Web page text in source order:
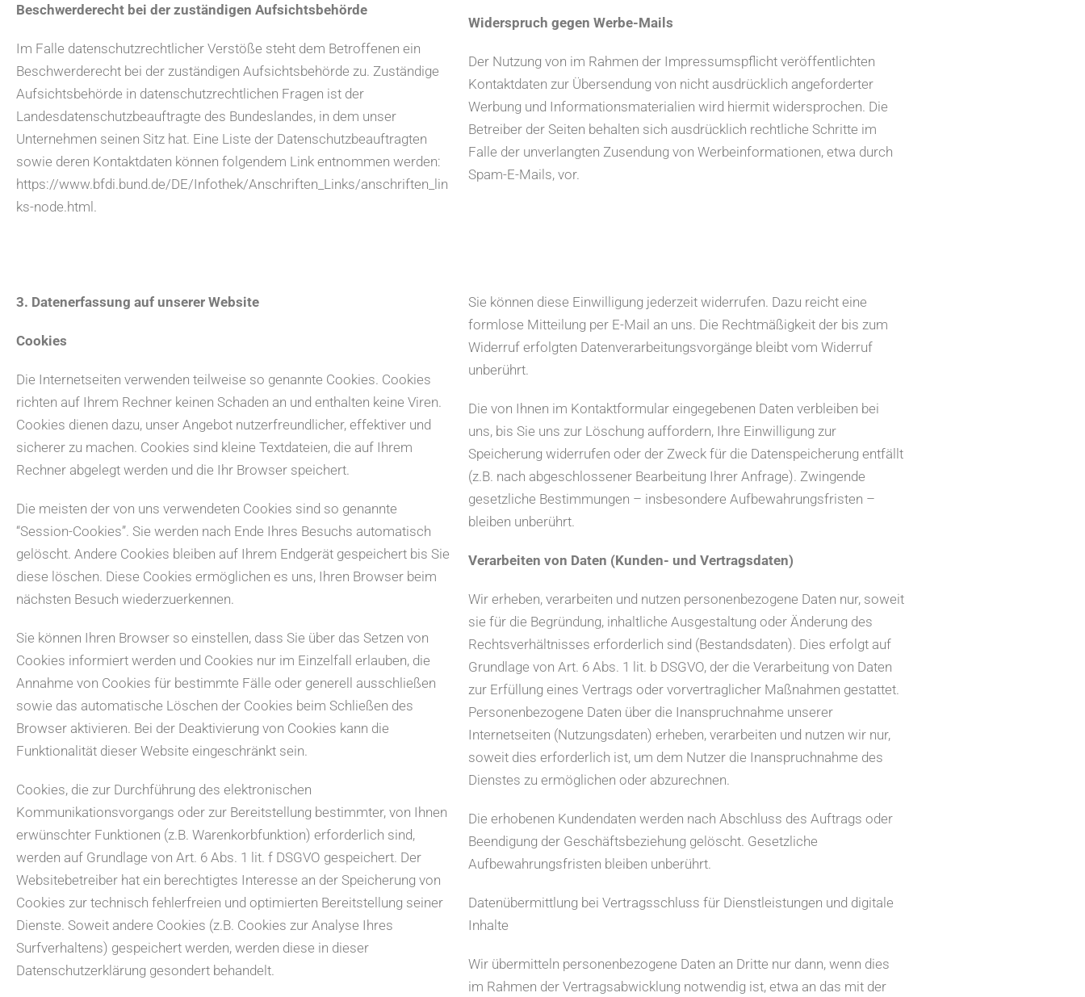
Beschwerderecht bei der zuständigen Aufsichtsbehörde
Im Falle datenschutzrechtlicher Verstöße steht dem Betroffenen ein
Beschwerderecht bei der zuständigen Aufsichtsbehörde zu. Zuständige
Aufsichtsbehörde in datenschutzrechtlichen Fragen ist der
Landesdatenschutzbeauftragte des Bundeslandes, in dem unser
Unternehmen seinen Sitz hat. Eine Liste der Datenschutzbeauftragten
sowie deren Kontaktdaten können folgendem Link entnommen werden:
https://www.bfdi.bund.de/DE/Infothek/Anschriften_Links/anschriften_lin
ks-node.html.
Widerspruch gegen Werbe-Mails
Der Nutzung von im Rahmen der Impressumspflicht veröffentlichten
Kontaktdaten zur Übersendung von nicht ausdrücklich angeforderter
Werbung und Informationsmaterialien wird hiermit widersprochen. Die
Betreiber der Seiten behalten sich ausdrücklich rechtliche Schritte im
Falle der unverlangten Zusendung von Werbeinformationen, etwa durch
Spam-E-Mails, vor.
3. Datenerfassung auf unserer Website
Cookies
Die Internetseiten verwenden teilweise so genannte Cookies. Cookies
richten auf Ihrem Rechner keinen Schaden an und enthalten keine Viren.
Cookies dienen dazu, unser Angebot nutzerfreundlicher, effektiver und
sicherer zu machen. Cookies sind kleine Textdateien, die auf Ihrem
Rechner abgelegt werden und die Ihr Browser speichert.
Die meisten der von uns verwendeten Cookies sind so genannte
“Session-Cookies”. Sie werden nach Ende Ihres Besuchs automatisch
gelöscht. Andere Cookies bleiben auf Ihrem Endgerät gespeichert bis Sie
diese löschen. Diese Cookies ermöglichen es uns, Ihren Browser beim
nächsten Besuch wiederzuerkennen.
Sie können Ihren Browser so einstellen, dass Sie über das Setzen von
Cookies informiert werden und Cookies nur im Einzelfall erlauben, die
Annahme von Cookies für bestimmte Fälle oder generell ausschließen
sowie das automatische Löschen der Cookies beim Schließen des
Browser aktivieren. Bei der Deaktivierung von Cookies kann die
Funktionalität dieser Website eingeschränkt sein.
Cookies, die zur Durchführung des elektronischen
Kommunikationsvorgangs oder zur Bereitstellung bestimmter, von Ihnen
erwünschter Funktionen (z.B. Warenkorbfunktion) erforderlich sind,
werden auf Grundlage von Art. 6 Abs. 1 lit. f DSGVO gespeichert. Der
Websitebetreiber hat ein berechtigtes Interesse an der Speicherung von
Cookies zur technisch fehlerfreien und optimierten Bereitstellung seiner
Dienste. Soweit andere Cookies (z.B. Cookies zur Analyse Ihres
Surfverhaltens) gespeichert werden, werden diese in dieser
Datenschutzerklärung gesondert behandelt.
Sie können diese Einwilligung jederzeit widerrufen. Dazu reicht eine
formlose Mitteilung per E-Mail an uns. Die Rechtmäßigkeit der bis zum
Widerruf erfolgten Datenverarbeitungsvorgänge bleibt vom Widerruf
unberührt.
Die von Ihnen im Kontaktformular eingegebenen Daten verbleiben bei
uns, bis Sie uns zur Löschung auffordern, Ihre Einwilligung zur
Speicherung widerrufen oder der Zweck für die Datenspeicherung entfällt
(z.B. nach abgeschlossener Bearbeitung Ihrer Anfrage). Zwingende
gesetzliche Bestimmungen – insbesondere Aufbewahrungsfristen –
bleiben unberührt.
Verarbeiten von Daten (Kunden- und Vertragsdaten)
Wir erheben, verarbeiten und nutzen personenbezogene Daten nur, soweit
sie für die Begründung, inhaltliche Ausgestaltung oder Änderung des
Rechtsverhältnisses erforderlich sind (Bestandsdaten). Dies erfolgt auf
Grundlage von Art. 6 Abs. 1 lit. b DSGVO, der die Verarbeitung von Daten
zur Erfüllung eines Vertrags oder vorvertraglicher Maßnahmen gestattet.
Personenbezogene Daten über die Inanspruchnahme unserer
Internetseiten (Nutzungsdaten) erheben, verarbeiten und nutzen wir nur,
soweit dies erforderlich ist, um dem Nutzer die Inanspruchnahme des
Dienstes zu ermöglichen oder abzurechnen.
Die erhobenen Kundendaten werden nach Abschluss des Auftrags oder
Beendigung der Geschäftsbeziehung gelöscht. Gesetzliche
Aufbewahrungsfristen bleiben unberührt.
Datenübermittlung bei Vertragsschluss für Dienstleistungen und digitale
Inhalte
Wir übermitteln personenbezogene Daten an Dritte nur dann, wenn dies
im Rahmen der Vertragsabwicklung notwendig ist, etwa an das mit der